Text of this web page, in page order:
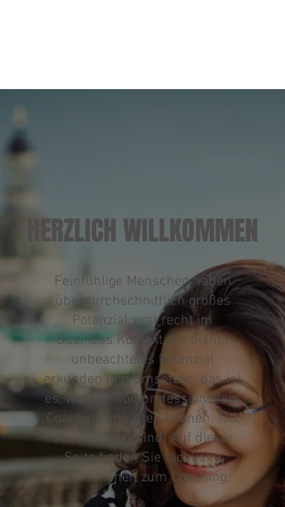
HERZLICH WILLKOMMEN
Feinfühlige Menschen haben
überdurchschnittlich großes
Potenzial, erst recht im
Business Kontext. Ihr bisher
unbeachtetes Potenzial
erkunden und umsetzen, das ist
es, was Sie von professionellem
Coaching erwarten können. Toll,
dass Sie hier sind! Auf dieser
Seite finden Sie fachliche
Informationen zum Coaching.